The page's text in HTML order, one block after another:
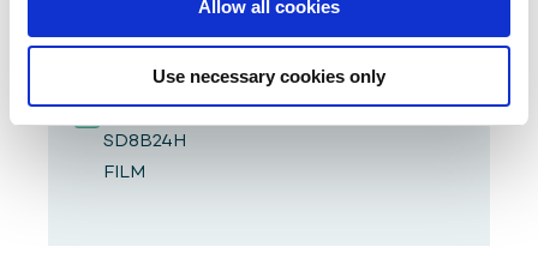
Allow all cookies
Use necessary cookies only
LEXAN™
SD8B24H
FILM
Datasheet English